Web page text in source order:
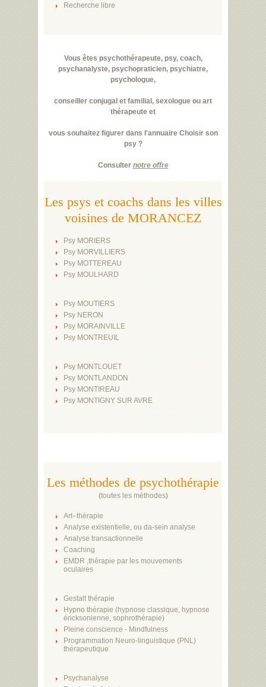
Recherche libre
Vous êtes psychothérapeute, psy, coach,
psychanalyste, psychopraticien, psychiatre,
psychologue,
conseiller conjugal et familial, sexologue ou art
thérapeute et
vous souhaitez figurer dans l'annuaire Choisir son
psy ?
Consulter notre offre
Les psys et coachs dans les villes
voisines de MORANCEZ
Psy MORIERS
Psy MORVILLIERS
Psy MOTTEREAU
Psy MOULHARD
Psy MOUTIERS
Psy NERON
Psy MORAINVILLE
Psy MONTREUIL
Psy MONTLOUET
Psy MONTLANDON
Psy MONTIREAU
Psy MONTIGNY SUR AVRE
Les méthodes de psychothérapie
(toutes les méthodes)
Art–thérapie
Analyse existentielle, ou da-sein analyse
Analyse transactionnelle
Coaching
EMDR ,thérapie par les mouvements
oculaires
Gestalt thérapie
Hypno thérapie (hypnose classique, hypnose
éricksonienne, sophrothérapie)
Pleine conscience - Mindfulness
Programmation Neuro-linguistique (PNL)
thérapeutique
Psychanalyse